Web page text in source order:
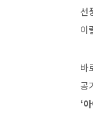
선
이
바
공
‘